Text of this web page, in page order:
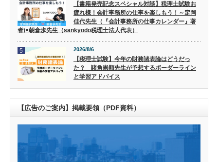
【書籍発売記念スペシャル対談】税理士試験お
疲れ様！会計事務所の仕事を楽しもう！～定岡
佳代先生（『会計事務所の仕事カレンダー』著
者)×朝倉歩先生（sankyodo税理士法人代表）
5 2026/8/6
【税理士試験】今年の財務諸表論はどうだっ
た？ 諸角崇順先生が予想するボーダーライン
と学習アドバイス
【広告のご案内】掲載要領（PDF資料）